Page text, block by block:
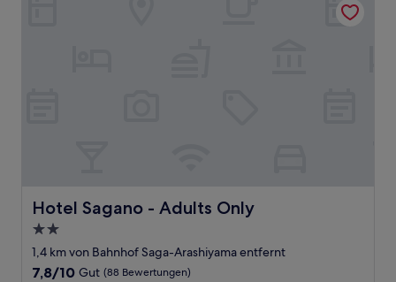
Hotel Sagano - Adults Only
Hotel Sagano - Adults Only
2.0-
Sterne-
Unterkunft
1,4 km von Bahnhof Saga-Arashiyama entfernt
7.8
7,8/10 Gut (88 Bewertungen)